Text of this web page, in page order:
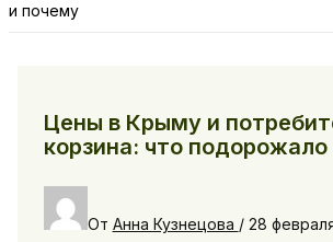
и почему
Цены в Крыму и
корзина: что
От Анна Кузнецова / 28